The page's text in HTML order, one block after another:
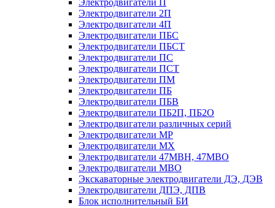
Электродвигатели П
Электродвигатели 2П
Электродвигатели 4П
Электродвигатели ПБС
Электродвигатели ПБСТ
Электродвигатели ПС
Электродвигатели ПСТ
Электродвигатели ПМ
Электродвигатели ПБ
Электродвигатели ПБВ
Электродвигатели ПБ2П, ПБ2О
Электродвигатели различных серий
Электродвигатели МР
Электродвигатели MX
Электродвигатели 47MBH, 47МВО
Электродвигатели MBO
Экскаваторные электродвигатели ДЭ, ДЭВ
Электродвигатели ДПЭ, ДПВ
Блок исполнительный БИ